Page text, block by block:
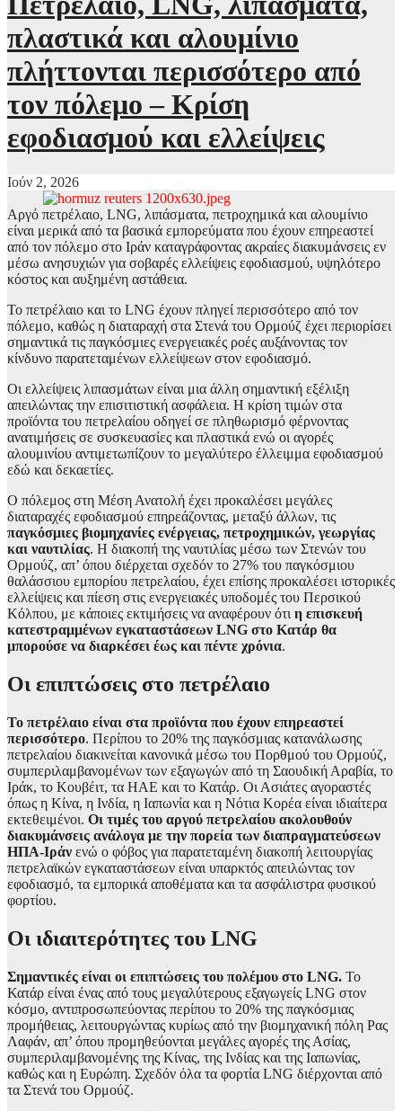
πλαστικά και αλουμίνιο
πλήττονται περισσότερο από
τον πόλεμο – Κρίση
εφοδιασμού και ελλείψεις
Ιούν 2, 2026
Αργό πετρέλαιο, LNG, λιπάσματα, πετροχημικά και αλουμίνιο
είναι μερικά από τα βασικά εμπορεύματα που έχουν επηρεαστεί
από τον πόλεμο στο Ιράν καταγράφοντας ακραίες διακυμάνσεις εν
μέσω ανησυχιών για σοβαρές ελλείψεις εφοδιασμού, υψηλότερο
κόστος και αυξημένη αστάθεια.
Το πετρέλαιο και το LNG έχουν πληγεί περισσότερο από τον
πόλεμο, καθώς η διαταραχή στα Στενά του Ορμούζ έχει περιορίσει
σημαντικά τις παγκόσμιες ενεργειακές ροές αυξάνοντας τον
κίνδυνο παρατεταμένων ελλείψεων στον εφοδιασμό.
Οι ελλείψεις λιπασμάτων είναι μια άλλη σημαντική εξέλιξη
απειλώντας την επισιτιστική ασφάλεια. Η κρίση τιμών στα
προϊόντα του πετρελαίου οδηγεί σε πληθωρισμό φέρνοντας
ανατιμήσεις σε συσκευασίες και πλαστικά ενώ οι αγορές
αλουμινίου αντιμετωπίζουν το μεγαλύτερο έλλειμμα εφοδιασμού
εδώ και δεκαετίες.
Ο πόλεμος στη Μέση Ανατολή έχει προκαλέσει μεγάλες
διαταραχές εφοδιασμού επηρεάζοντας, μεταξύ άλλων, τις
παγκόσμιες βιομηχανίες ενέργειας, πετροχημικών, γεωργίας
και ναυτιλίας. Η διακοπή της ναυτιλίας μέσω των Στενών του
Ορμούζ, απ’ όπου διέρχεται σχεδόν το 27% του παγκόσμιου
θαλάσσιου εμπορίου πετρελαίου, έχει επίσης προκαλέσει ιστορικές
ελλείψεις και πίεση στις ενεργειακές υποδομές του Περσικού
Κόλπου, με κάποιες εκτιμήσεις να αναφέρουν ότι η επισκευή
κατεστραμμένων εγκαταστάσεων LNG στο Κατάρ θα
μπορούσε να διαρκέσει έως και πέντε χρόνια.
Οι επιπτώσεις στο πετρέλαιο
Το πετρέλαιο είναι στα προϊόντα που έχουν επηρεαστεί
περισσότερο. Περίπου το 20% της παγκόσμιας κατανάλωσης
πετρελαίου διακινείται κανονικά μέσω του Πορθμού του Ορμούζ,
συμπεριλαμβανομένων των εξαγωγών από τη Σαουδική Αραβία, το
Ιράκ, το Κουβέιτ, τα ΗΑΕ και το Κατάρ. Οι Ασιάτες αγοραστές
όπως η Κίνα, η Ινδία, η Ιαπωνία και η Νότια Κορέα είναι ιδιαίτερα
εκτεθειμένοι. Οι τιμές του αργού πετρελαίου ακολουθούν
διακυμάνσεις ανάλογα με την πορεία των διαπραγματεύσεων
ΗΠΑ-Ιράν ενώ ο φόβος για παρατεταμένη διακοπή λειτουργίας
πετρελαϊκών εγκαταστάσεων είναι υπαρκτός απειλώντας τον
εφοδιασμό, τα εμπορικά αποθέματα και τα ασφάλιστρα φυσικού
φορτίου.
Οι ιδιαιτερότητες του LNG
Σημαντικές είναι οι επιπτώσεις του πολέμου στο LNG. Το
Κατάρ είναι ένας από τους μεγαλύτερους εξαγωγείς LNG στον
κόσμο, αντιπροσωπεύοντας περίπου το 20% της παγκόσμιας
προμήθειας, λειτουργώντας κυρίως από την βιομηχανική πόλη Ρας
Λαφάν, απ’ όπου προμηθεύονται μεγάλες αγορές της Ασίας,
συμπεριλαμβανομένης της Κίνας, της Ινδίας και της Ιαπωνίας,
καθώς και η Ευρώπη. Σχεδόν όλα τα φορτία LNG διέρχονται από
τα Στενά του Ορμούζ.